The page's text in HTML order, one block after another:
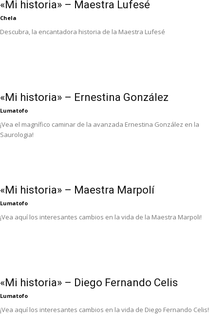
«Mi historia» – Maestra Lufesé
Chela
Descubra, la encantadora historia de la Maestra Lufesé
«Mi historia» – Ernestina González
Lumatofo
¡Vea el magnífico caminar de la avanzada Ernestina González en la
Saurologia!
«Mi historia» – Maestra Marpolí
Lumatofo
¡Vea aquí los interesantes cambios en la vida de la Maestra Marpoli!
«Mi historia» – Diego Fernando Celis
Lumatofo
¡Vea aquí los interesantes cambios en la vida de Diego Fernando Celis!